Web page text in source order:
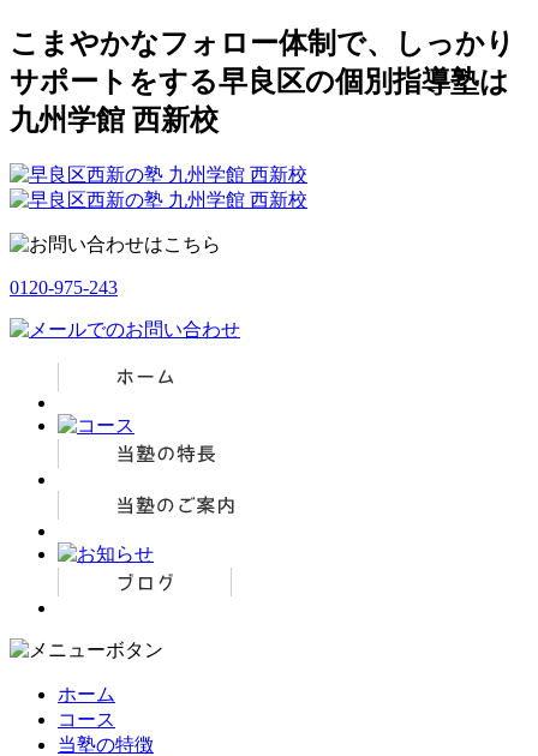
こまやかなフォロー体制で、しっかり
サポートをする早良区の個別指導塾は
九州学館 西新校
0120-975-243
ホーム
コース
当塾の特徴